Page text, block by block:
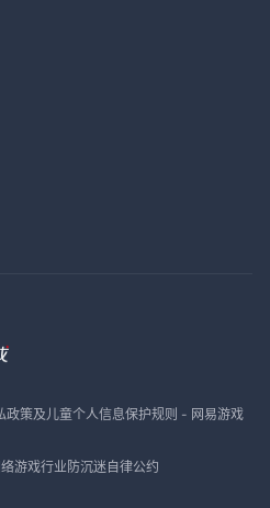
政策及儿童个人信息保护规则 - 网易游戏
络游戏行业防沉迷自律公约